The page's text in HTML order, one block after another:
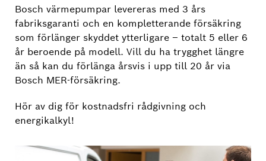
Bosch värmepumpar levereras med 3 års
fabriksgaranti och en kompletterande försäkring
som förlänger skyddet ytterligare – totalt 5 eller 6
år beroende på modell. Vill du ha trygghet längre
än så kan du förlänga årsvis i upp till 20 år via
Bosch MER-försäkring.
Hör av dig för kostnadsfri rådgivning och
energikalkyl!